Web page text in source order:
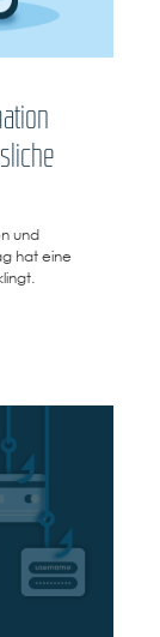
und
hat eine